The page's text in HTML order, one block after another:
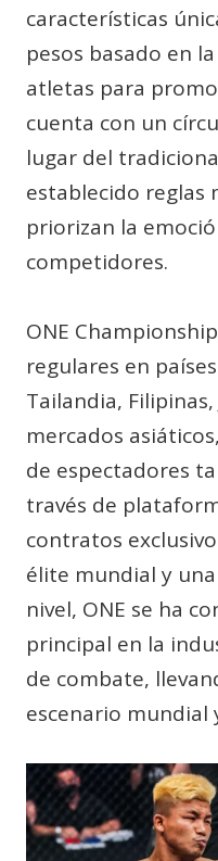
características
pesos basado en
atletas para
cuenta con un
lugar del
establecido reglas
priorizan la
competidores.
ONE
regulares en
Tailandia,
mercados
de espectadores
través de
contratos
élite mundial y
nivel, ONE se ha
principal en la
de combate,
escenario mundial